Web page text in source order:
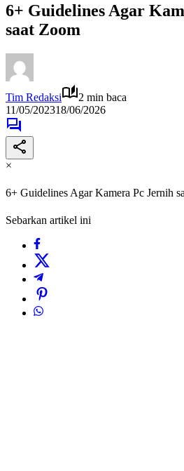
6+ Guidelines Agar
saat Zoom
Tim Redaksi
2 min baca
11/05/202318/06/2026
×
6+ Guidelines Agar Kamera Pc Jernih
Sebarkan artikel ini